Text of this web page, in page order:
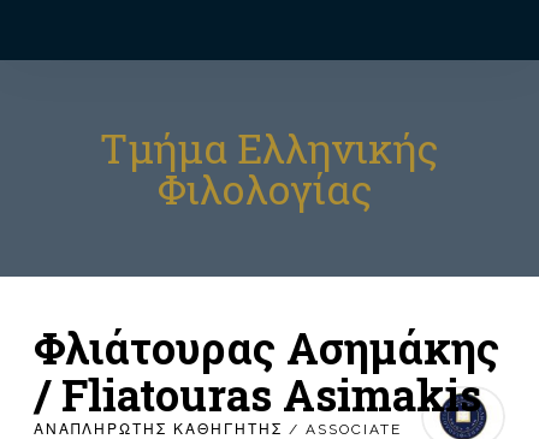
Τμήμα Ελληνικής
Φιλολογίας
Φλιάτουρας Ασημάκης
/ Fliatouras Asimakis
ΑΝΑΠΛΗΡΩΤΗΣ ΚΑΘΗΓΗΤΗΣ / ASSOCIATE